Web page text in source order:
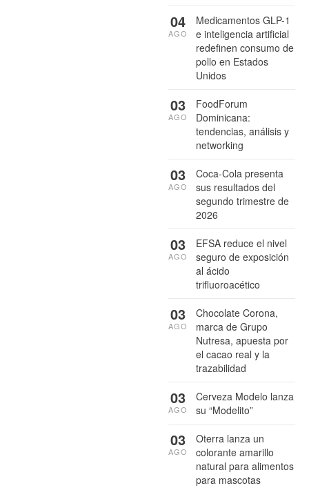
Medicamentos GLP-1
e inteligencia artificial
redefinen consumo de
pollo en Estados
Unidos
04
AGO
FoodForum
Dominicana:
tendencias, análisis y
networking
03
AGO
Coca-Cola presenta
sus resultados del
segundo trimestre de
2026
03
AGO
EFSA reduce el nivel
seguro de exposición
al ácido
trifluoroacético
03
AGO
Chocolate Corona,
marca de Grupo
Nutresa, apuesta por
el cacao real y la
trazabilidad
03
AGO
Cerveza Modelo lanza
su “Modelito”
03
AGO
Oterra lanza un
colorante amarillo
natural para alimentos
para mascotas
03
AGO